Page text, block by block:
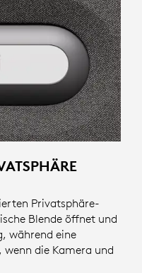
Privatsphäre-
Blende öffnet und
während eine
die Kamera und